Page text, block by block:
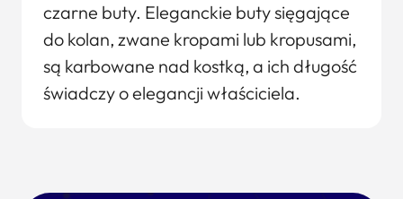
czarne buty. Eleganckie buty sięgające
do kolan, zwane kropami lub kropusami,
są karbowane nad kostką, a ich długość
świadczy o elegancji właściciela.